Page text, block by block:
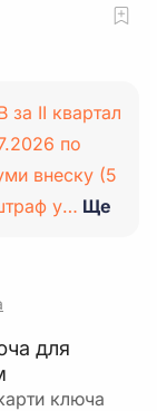
за II квартал
по
внеску (5
у… Ще
для
ключа